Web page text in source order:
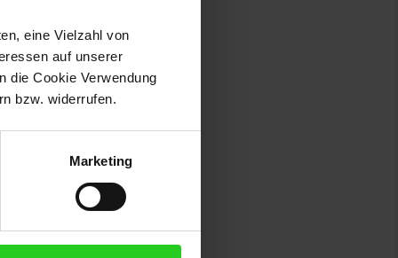
eine Vielzahl von
auf unserer
die Cookie Verwendung
bzw. widerrufen.
Marketing
ist, kann der EzyRoller mit
ist für ein